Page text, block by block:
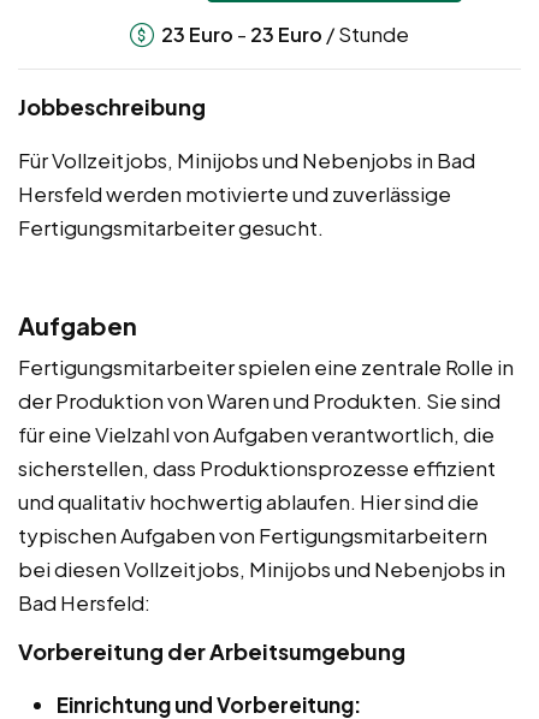
23 Euro - 23 Euro / Stunde
Jobbeschreibung
Für Vollzeitjobs, Minijobs und Nebenjobs in Bad
Hersfeld werden motivierte und zuverlässige
Fertigungsmitarbeiter gesucht.
Aufgaben
Fertigungsmitarbeiter spielen eine zentrale Rolle in
der Produktion von Waren und Produkten. Sie sind
für eine Vielzahl von Aufgaben verantwortlich, die
sicherstellen, dass Produktionsprozesse effizient
und qualitativ hochwertig ablaufen. Hier sind die
typischen Aufgaben von Fertigungsmitarbeitern
bei diesen Vollzeitjobs, Minijobs und Nebenjobs in
Bad Hersfeld:
Vorbereitung der Arbeitsumgebung
Einrichtung und Vorbereitung: